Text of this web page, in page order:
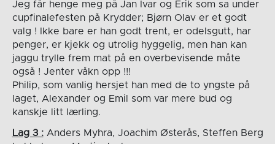
Jeg får henge meg på Jan Ivar og Erik som sa under
cupfinalefesten på Krydder; Bjørn Olav er et godt
valg ! Ikke bare er han godt trent, er odelsgutt, har
penger, er kjekk og utrolig hyggelig, men han kan
jaggu trylle frem mat på en overbevisende måte
også ! Jenter våkn opp !!!
Philip, som vanlig hersjet han med de to yngste på
laget, Alexander og Emil som var mere bud og
kanskje litt lærling.
Lag 3 :Anders Myhra, Joachim Østerås, Steffen Berg